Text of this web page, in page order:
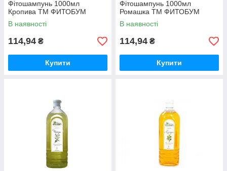
Фітошампунь 1000мл
Кропива ТМ ФИТОБУМ
В наявності
114,94 ₴
Купити
Фітошампунь 1000мл
Ромашка ТМ ФИТОБУМ
В наявності
114,94 ₴
Купити